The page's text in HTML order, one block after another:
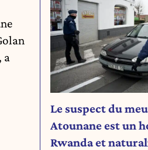
a
Le suspect du
Atounane est un
Rwanda et